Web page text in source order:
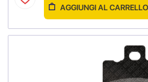
AGGIUNGI AL CARRELLO